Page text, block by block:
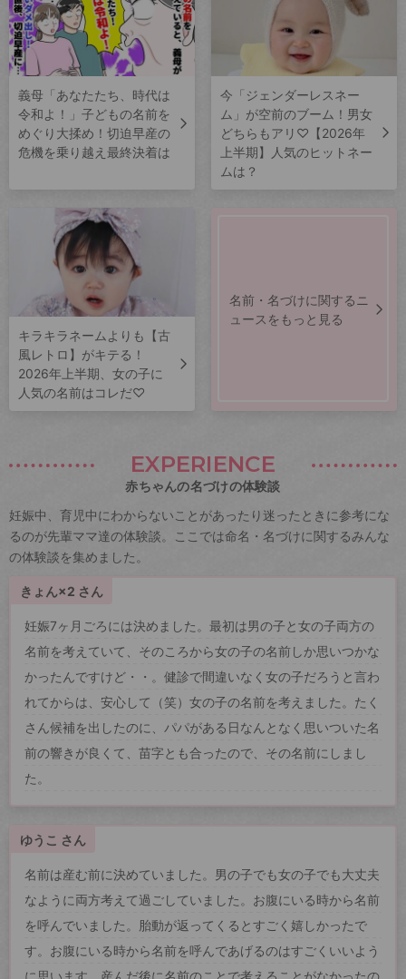
義母「あなたたち、時代は
令和よ！」子どもの名前を
めぐり大揉め！切迫早産の
危機を乗り越え最終決着は
今「ジェンダーレスネー
ム」が空前のブーム！男女
どちらもアリ♡【2026年
上半期】人気のヒットネー
ムは？
キラキラネームよりも【古
風レトロ】がキテる！
2026年上半期、女の子に
人気の名前はコレだ♡
名前・名づけに関するニ
ュースをもっと見る
EXPERIENCE
赤ちゃんの名づけの体験談
妊娠中、育児中にわからないことがあったり迷ったときに参考にな
るのが先輩ママ達の体験談。ここでは命名・名づけに関するみんな
の体験談を集めました。
きょん×2 さん
妊娠7ヶ月ごろには決めました。最初は男の子と女の子両方の
名前を考えていて、そのころから女の子の名前しか思いつかな
かったんですけど・・。健診で間違いなく女の子だろうと言わ
れてからは、安心して（笑）女の子の名前を考えました。たく
さん候補を出したのに、パパがある日なんとなく思いついた名
前の響きが良くて、苗字とも合ったので、その名前にしまし
た。
ゆうこ さん
名前は産む前に決めていました。男の子でも女の子でも大丈夫
なように両方考えて過ごしていました。お腹にいる時から名前
を呼んでいました。胎動が返ってくるとすごく嬉しかったで
す。お腹にいる時から名前を呼んであげるのはすごくいいよう
に思います。産んだ後に名前のことで考えることがなかったの